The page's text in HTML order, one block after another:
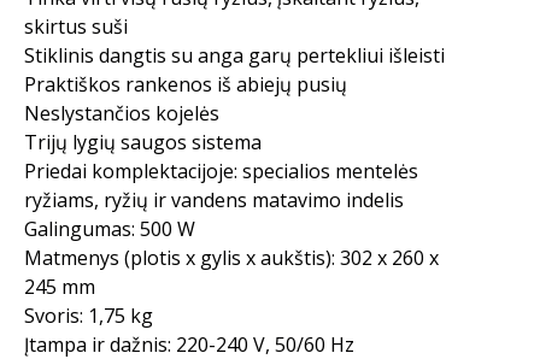
skirtus suši
Stiklinis dangtis su anga garų pertekliui išleisti
Praktiškos rankenos iš abiejų pusių
Neslystančios kojelės
Trijų lygių saugos sistema
Priedai komplektacijoje: specialios mentelės
ryžiams, ryžių ir vandens matavimo indelis
Galingumas: 500 W
Matmenys (plotis x gylis x aukštis): 302 x 260 x
245 mm
Svoris: 1,75 kg
Įtampa ir dažnis: 220-240 V, 50/60 Hz